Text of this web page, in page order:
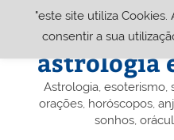
Portal
astrologia
Astrologia, esoterismo,
orações, horóscopos,
sonhos,
"este site utiliza Cookies.
consentir a sua